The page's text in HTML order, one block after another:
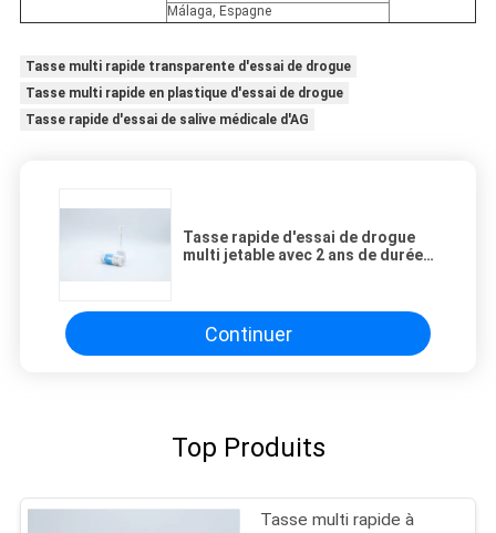
Málaga, Espagne
Tasse multi rapide transparente d'essai de drogue
Tasse multi rapide en plastique d'essai de drogue
Tasse rapide d'essai de salive médicale d'AG
Tasse rapide d'essai de drogue
multi jetable avec 2 ans de durée
Continuer
Top Produits
Tasse multi rapide à